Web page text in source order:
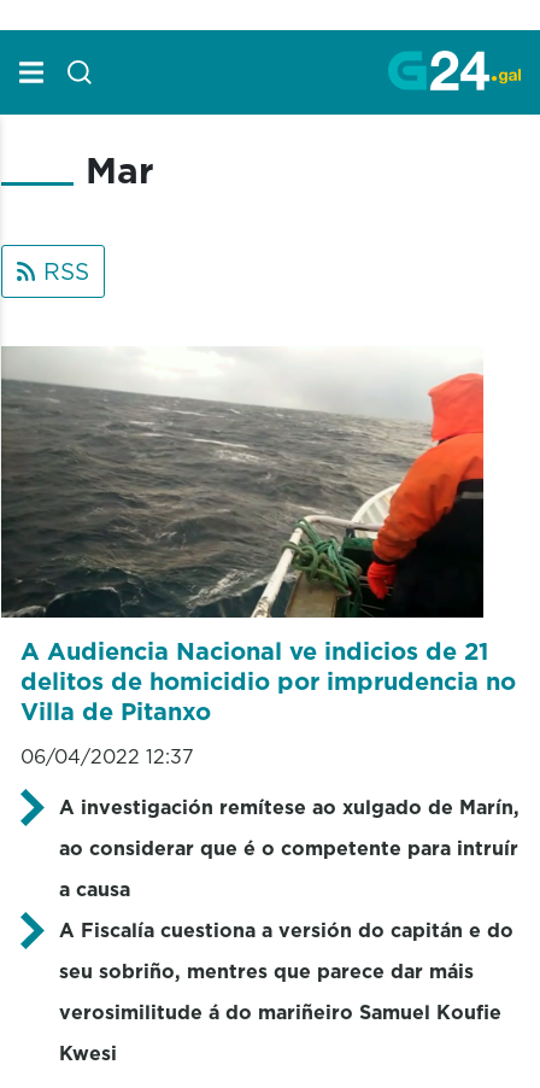
Mar
RSS
A Audiencia Nacional ve indicios de 21
delitos de homicidio por imprudencia no
Villa de Pitanxo
06/04/2022 12:37
A investigación remítese ao xulgado de Marín,
ao considerar que é o competente para intruír
a causa
A Fiscalía cuestiona a versión do capitán e do
seu sobriño, mentres que parece dar máis
verosimilitude á do mariñeiro Samuel Koufie
Kwesi